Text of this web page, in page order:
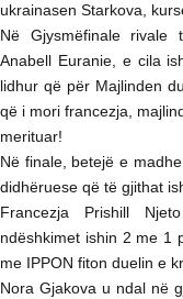
ukrainasen Starkova,
Në Gjysmëfinale rivale
Anabell Euranie, e cila
lidhur që për Majlinden
që i mori francezja,
merituar!
Në finale, betejë e
didhëruese që të gjithat
Francezja Prishill
ndëshkimet ishin 2 me 1
me IPPON fiton duelin e
Nora Gjakova u ndal në